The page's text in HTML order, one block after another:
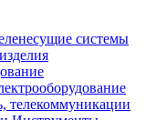
системы
телекоммуникации